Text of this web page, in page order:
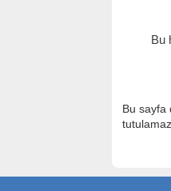
Bu
Bu sayfa
tutulamaz.